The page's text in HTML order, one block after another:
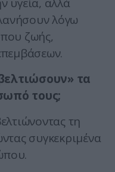
λόγω
ζωής,
τα
τους;
τη
συγκεκριμένα